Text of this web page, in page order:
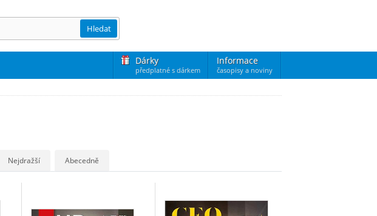
Dárky
předplatné s dárkem
Informace
časopisy a noviny
Hledat
Nejdražší Abecedně